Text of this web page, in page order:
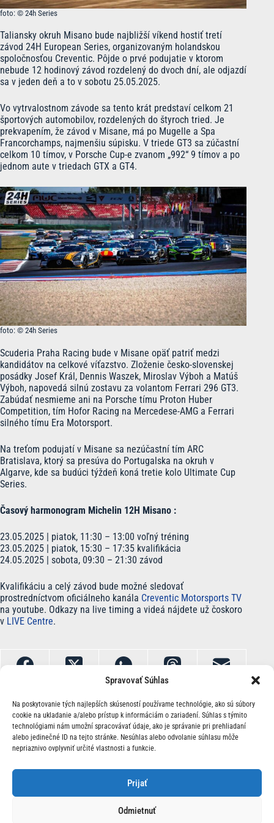
Spravovať Súhlas
Na poskytovanie tých najlepších skúseností používame technológie, ako sú súbory
cookie na ukladanie a/alebo prístup k informáciám o zariadení. Súhlas s týmito
technológiami nám umožní spracovávať údaje, ako je správanie pri prehliadaní
alebo jedinečné ID na tejto stránke. Nesúhlas alebo odvolanie súhlasu môže
nepriaznivo ovplyvniť určité vlastnosti a funkcie.
Prijať
Odmietnuť
foto: © 24h Series
Taliansky okruh Misano bude najbližší víkend hostiť tretí
závod 24H European Series, organizovaným holandskou
spoločnosťou Creventic. Pôjde o prvé podujatie v ktorom
nebude 12 hodinový závod rozdelený do dvoch dní, ale odjazdí
sa v jeden deň a to v sobotu 25.05.2025.
Vo vytrvalostnom závode sa tento krát predstaví celkom 21
športových automobilov, rozdelených do štyroch tried. Je
prekvapením, že závod v Misane, má po Mugelle a Spa
Francorchamps, najmenšiu súpisku. V triede GT3 sa zúčastní
celkom 10 tímov, v Porsche Cup-e zvanom „992“ 9 tímov a po
jednom aute v triedach GTX a GT4.
foto: © 24h Series
Scuderia Praha Racing bude v Misane opäť patriť medzi
kandidátov na celkové víťazstvo. Zloženie česko-slovenskej
posádky Josef Král, Dennis Waszek, Miroslav Výboh a Matúš
Výboh, napovedá silnú zostavu za volantom Ferrari 296 GT3.
Zabúdať nesmieme ani na Porsche tímu Proton Huber
Competition, tím Hofor Racing na Mercedese-AMG a Ferrari
silného tímu Era Motorsport.
Na treťom podujatí v Misane sa nezúčastní tím ARC
Bratislava, ktorý sa presúva do Portugalska na okruh v
Algarve, kde sa budúci týždeň koná tretie kolo Ultimate Cup
Series.
Časový harmonogram Michelin 12H Misano :
23.05.2025 | piatok, 11:30 – 13:00 voľný tréning
23.05.2025 | piatok, 15:30 – 17:35 kvalifikácia
24.05.2025 | sobota, 09:30 – 21:30 závod
Kvalifikáciu a celý závod bude možné sledovať
prostredníctvom oficiálneho kanála Creventic Motorsports TV
na youtube. Odkazy na live timing a videá nájdete už čoskoro
v LIVE Centre.
O Nás | Kontakt